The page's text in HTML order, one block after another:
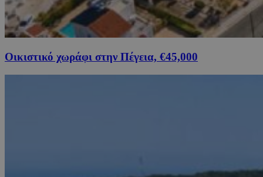
Οικιστικό χωράφι στην Πέγεια, €45,000